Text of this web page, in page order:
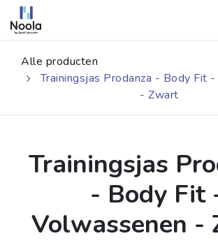
Overslaan naar inhoud
Alle producten
Trainingsjas Prodanza - Body Fit
- Zwart
Trainingsjas
- Body Fit
Volwassenen -